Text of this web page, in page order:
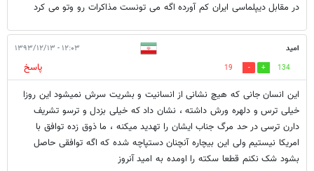
در مقابل دیپلماسی ایران کم آورده اگه می تونست مذاکرات رو وتو می کرد
امید ۱۲:۰۳ - ۱۳۹۳/۱۲/۱۳
134
19
پاسخ
این انسان جانی که هیچ نشانی از انسانیت و بشریت سرش نمیشود این روزا
خیلی ترس و دلهره ورش داشته ، نشان داد که خیلی بزدل و ترسو تشریف
دارن ترسی در حد مرگ جناب ایشان را تهدید میکنه ، ما ذوق زده توافق با
امریکا نیستیم ولی این بیچاره آنچنان دستپاچه شده که اگه توافقی حاصل
بشود شک نکنم قطعا سکته را اومده به امید آنروز